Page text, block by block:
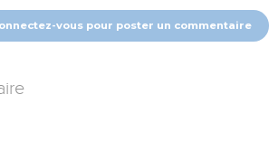
vous pour poster un commentaire